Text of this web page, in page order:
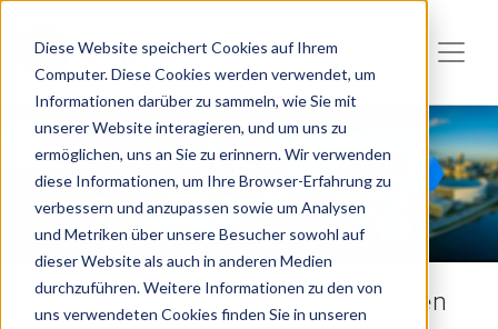
Diese Website speichert Cookies auf Ihrem
Computer. Diese Cookies werden verwendet, um
Informationen darüber zu sammeln, wie Sie mit
unserer Website interagieren, und um uns zu
ermöglichen, uns an Sie zu erinnern. Wir verwenden
diese Informationen, um Ihre Browser-Erfahrung zu
verbessern und anzupassen sowie um Analysen
und Metriken über unsere Besucher sowohl auf
dieser Website als auch in anderen Medien
durchzuführen. Weitere Informationen zu den von
uns verwendeten Cookies finden Sie in unseren
Rigi(B)log - heute von morgen lesen